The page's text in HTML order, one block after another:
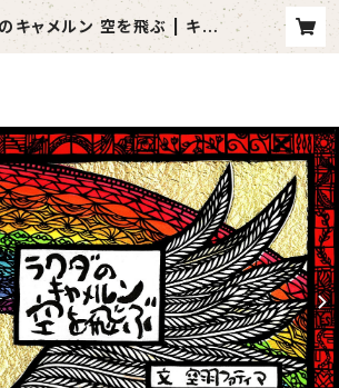
キャメルン 空を飛ぶ | キャメ
ルンショップ